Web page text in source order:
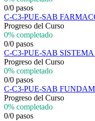
0/0 pasos
C-C3-PUE-SAB
Progreso del Curso
0% completado
0/0 pasos
C-C3-PUE-SAB
Progreso del Curso
0% completado
0/0 pasos
C-C3-PUE-SAB
Progreso del Curso
0% completado
0/0 pasos